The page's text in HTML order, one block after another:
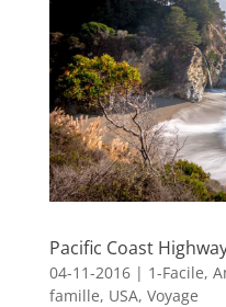
Pacific Coast
04-11-2016| 1-Facile,
famille, USA, Voyage